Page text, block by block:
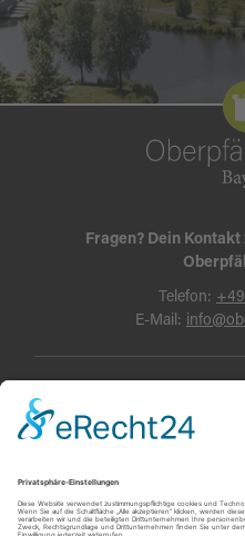
Fragen? Dein
Telefon:
E-Mail:
Datenschutz AGB und